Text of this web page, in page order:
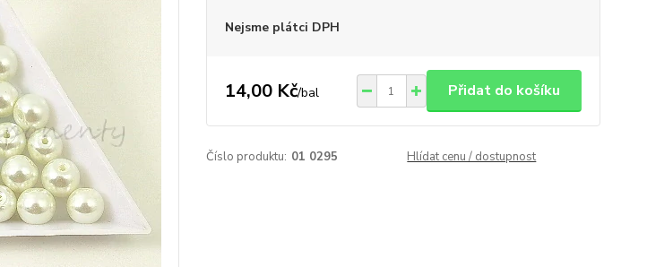
Nejsme plátci DPH
14,00 Kč/bal Přidat do košíku
Číslo produktu: 01 0295 Hlídat cenu / dostupnost